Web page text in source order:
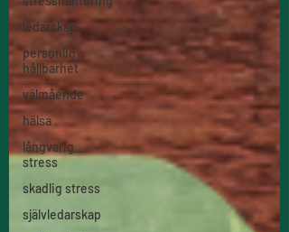
ledarskap
personlig
hållbarhet
välmående
hälsa
långvarig
stress
skadlig stress
självledarskap